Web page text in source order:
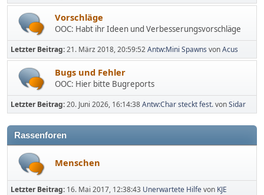
Vorschläge
OOC: Habt ihr Ideen und Verbesserungsvorschläge
Letzter Beitrag:21. März 2018, 20:59:52Antw:Mini Spawns vonAcus
Bugs und Fehler
OOC: Hier bitte Bugreports
Letzter Beitrag:20. Juni 2026, 16:14:38Antw:Char steckt fest.vonSidar
Rassenforen
Menschen
Letzter Beitrag: 16. Mai 2017, 12:38:43 Unerwartete Hilfevon KJE